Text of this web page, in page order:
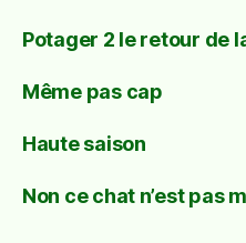
Potager 2 le retour de
Même pas cap
Haute saison
Non ce chat n’est pas